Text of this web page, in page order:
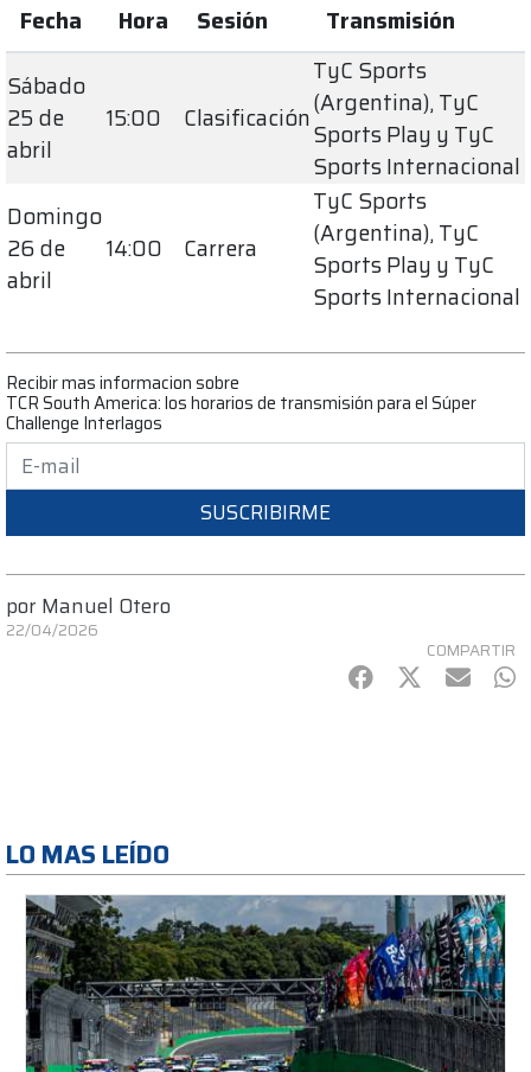
Fecha Hora Sesión
Transmisión
Sábado
25 de
abril
15:00 Clasificación
TyC Sports
(Argentina), TyC
Sports Play y TyC
Sports Internacional
Domingo
26 de
abril
14:00 Carrera
TyC Sports
(Argentina), TyC
Sports Play y TyC
Sports Internacional
Recibir mas informacion sobre
TCR South America: los horarios de transmisión para el Súper
Challenge Interlagos
SUSCRIBIRME
por Manuel Otero
22/04/2026
COMPARTIR
Facebook
Twitter
mail
LO MAS LEÍDO